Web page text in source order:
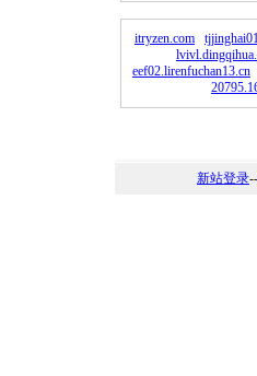
itryzen.com
eef02.lirenfuchan13.cn
新站登录--